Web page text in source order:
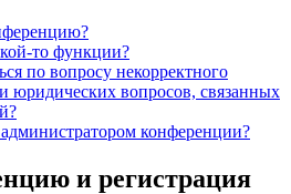
то функции?
по вопросу некорректного
юридических вопросов, связанных
администратором конференции?
и регистрация